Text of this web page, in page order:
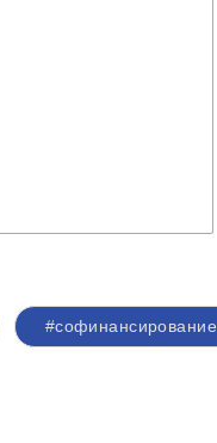
#софинансирование